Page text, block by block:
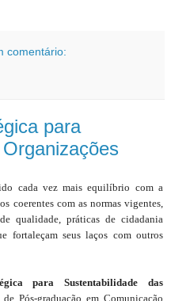
comentário:
para
cada vez mais equilíbrio com a
coerentes com as normas vigentes,
qualidade, práticas de cidadania
fortaleçam seus laços com outros
para Sustentabilidade das
Pós-graduação em Comunicação